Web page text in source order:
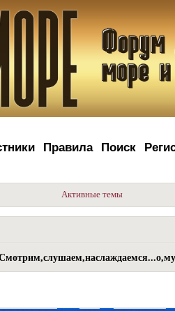
Правила Поиск
Активные темы